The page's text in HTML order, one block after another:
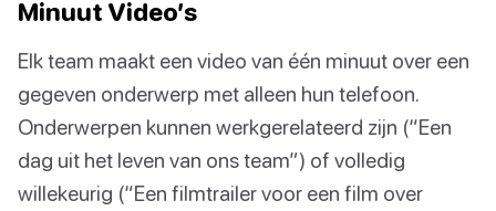
Minuut Video’s
Elk team maakt een video van één minuut over een
gegeven onderwerp met alleen hun telefoon.
Onderwerpen kunnen werkgerelateerd zijn (“Een
dag uit het leven van ons team”) of volledig
willekeurig (“Een filmtrailer voor een film over